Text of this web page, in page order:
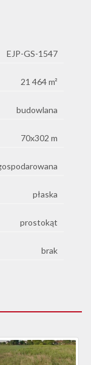
EJP-GS-1547
21 464 m²
budowlana
70x302 m
płaska
prostokąt
brak